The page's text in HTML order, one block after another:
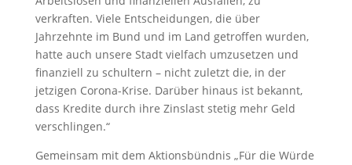
verkraften. Viele Entscheidungen, die über
Jahrzehnte im Bund und im Land getroffen wurden,
hatte auch unsere Stadt vielfach umzusetzen und
finanziell zu schultern – nicht zuletzt die, in der
jetzigen Corona-Krise. Darüber hinaus ist bekannt,
dass Kredite durch ihre Zinslast stetig mehr Geld
verschlingen.“
Gemeinsam mit dem Aktionsbündnis „Für die Würde